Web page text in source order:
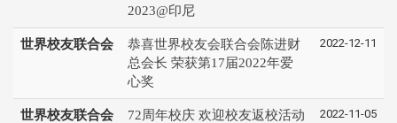
2023@印尼
世界校友联合会
恭喜世界校友会联合会陈进财
总会长 荣获第17届2022年爱
心奖
2022-12-11
世界校友联合会 72周年校庆 欢迎校友返校活动 2022-11-05